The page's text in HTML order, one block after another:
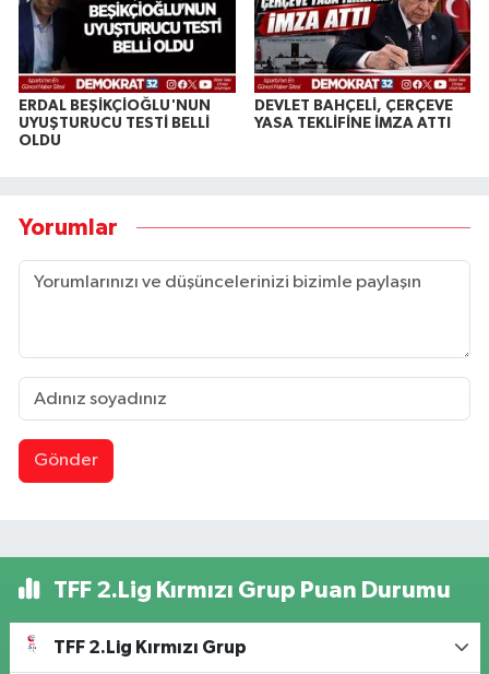
ERDAL BEŞİKÇİOĞLU'NUN
UYUŞTURUCU TESTİ BELLİ
OLDU
DEVLET BAHÇELİ, ÇERÇEVE
YASA TEKLİFİNE İMZA ATTI
Yorumlar
Gönder
TFF 2.Lig Kırmızı Grup Puan Durumu
TFF 2.Lig Kırmızı Grup